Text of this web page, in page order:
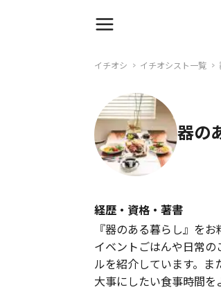
イチオシ イチオシスト一覧
器の
経歴・資格・著書
『器のある暮らし』を
イベントごはんや日常
ルを紹介しています。
大事にしたい食事時間を